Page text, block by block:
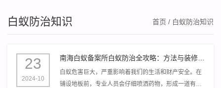
白蚁防治知识 首页 / 白蚁防治知识
23
2024-10
白蚁危害巨大，严重影响着我们的生活和财产安全。在
铺设地板前，专业人员会仔细喷洒药物，形成一道有效